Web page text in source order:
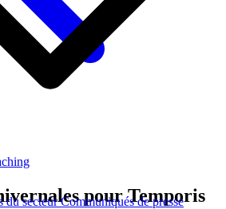
du secteurCommuniqués de presse
pour Temporis